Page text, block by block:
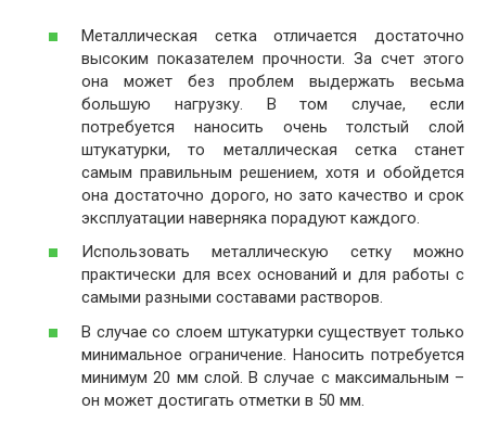
Металлическая сетка отличается достаточно
высоким показателем прочности. За счет этого
она может без проблем выдержать весьма
большую нагрузку. В том случае, если
потребуется наносить очень толстый слой
штукатурки, то металлическая сетка станет
самым правильным решением, хотя и обойдется
она достаточно дорого, но зато качество и срок
эксплуатации наверняка порадуют каждого.
Использовать металлическую сетку можно
практически для всех оснований и для работы с
самыми разными составами растворов.
В случае со слоем штукатурки существует только
минимальное ограничение. Наносить потребуется
минимум 20 мм слой. В случае с максимальным –
он может достигать отметки в 50 мм.